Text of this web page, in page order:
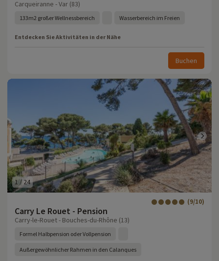
Carqueiranne - Var (83)
133m2 großer Wellnessbereich Wasserbereich im Freien
Entdecken Sie Aktivitäten in der Nähe
Buchen
1/ 24
Carry Le Rouet - Pension
(9/10)
Carry-le-Rouet - Bouches-du-Rhône (13)
Formel Halbpension oder Vollpension
Außergewöhnlicher Rahmen in den Calanques